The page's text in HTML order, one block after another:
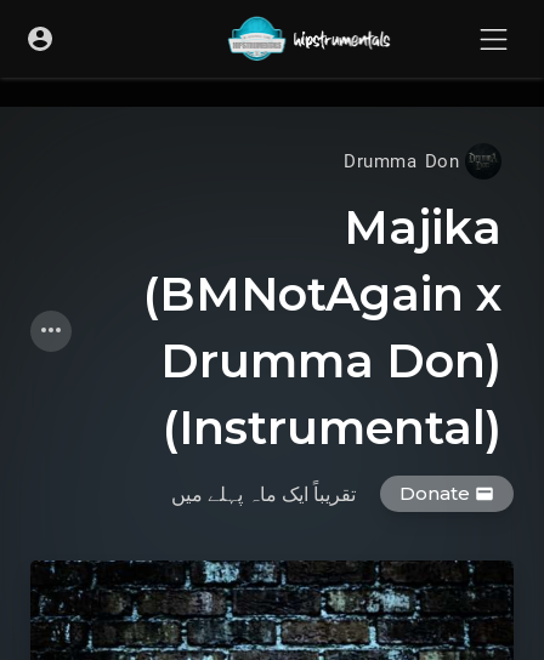
Drumma Don
Majika
(BMNotAgain x
Drumma Don)
(Instrumental)
تقریباً ایک ماہ پہلے میں